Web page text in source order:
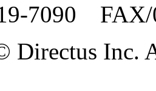
7090 FAX/
Directus Inc.